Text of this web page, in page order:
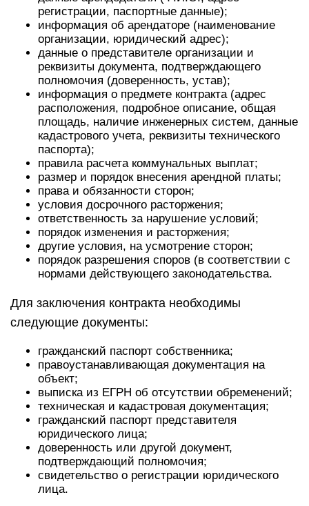
регистрации, паспортные данные);
информация об арендаторе (наименование
организации, юридический адрес);
данные о представителе организации и
реквизиты документа, подтверждающего
полномочия (доверенность, устав);
информация о предмете контракта (адрес
расположения, подробное описание, общая
площадь, наличие инженерных систем, данные
кадастрового учета, реквизиты технического
паспорта);
правила расчета коммунальных выплат;
размер и порядок внесения арендной платы;
права и обязанности сторон;
условия досрочного расторжения;
ответственность за нарушение условий;
порядок изменения и расторжения;
другие условия, на усмотрение сторон;
порядок разрешения споров (в соответствии с
нормами действующего законодательства.
Для заключения контракта необходимы
следующие документы:
гражданский паспорт собственника;
правоустанавливающая документация на
объект;
выписка из ЕГРН об отсутствии обременений;
техническая и кадастровая документация;
гражданский паспорт представителя
юридического лица;
доверенность или другой документ,
подтверждающий полномочия;
свидетельство о регистрации юридического
лица.